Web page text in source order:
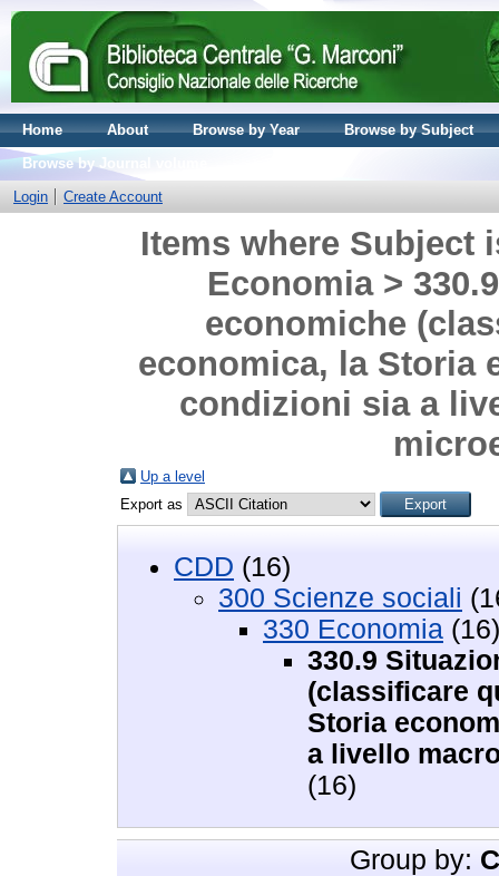
Home About Browse by Year
Browse by Subject
Browse by Journal volume
Login
Create Account
Items where Subject
Economia >
economiche
economica, la Storia
condizioni sia a
Up a level
Export as
CDD (16)
300 Scienze sociali
330 Economia (16)
330.9
(classificare
Storia
a livello
(16)
Group by: